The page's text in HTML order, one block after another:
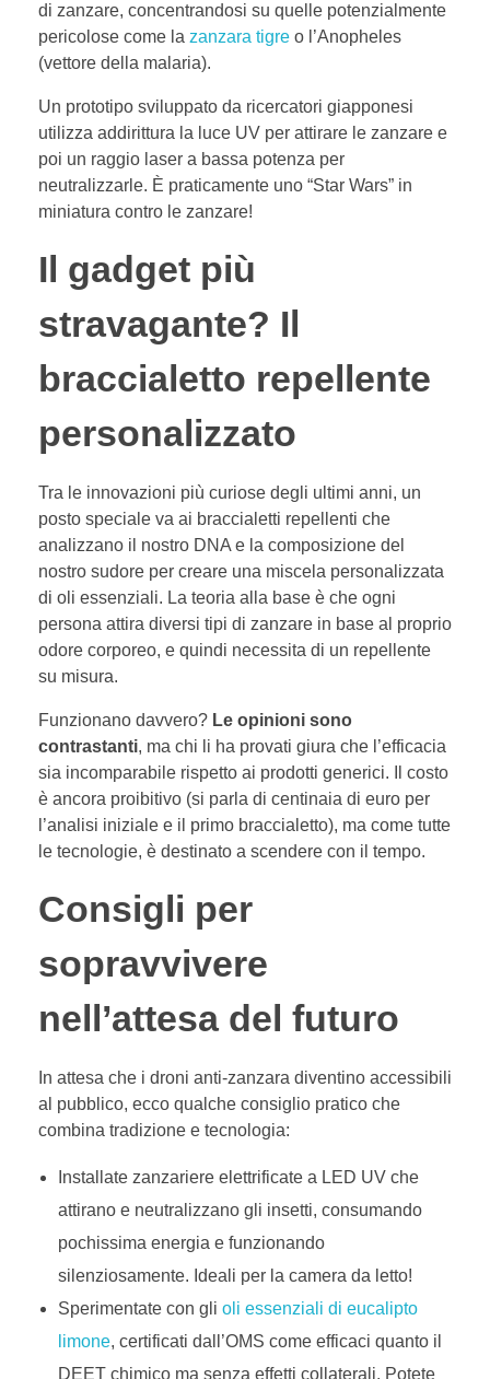
di zanzare, concentrandosi su quelle potenzialmente
pericolose come la zanzara tigre o l’Anopheles
(vettore della malaria).
Un prototipo sviluppato da ricercatori giapponesi
utilizza addirittura la luce UV per attirare le zanzare e
poi un raggio laser a bassa potenza per
neutralizzarle. È praticamente uno “Star Wars” in
miniatura contro le zanzare!
Il gadget più
stravagante? Il
braccialetto repellente
personalizzato
Tra le innovazioni più curiose degli ultimi anni, un
posto speciale va ai braccialetti repellenti che
analizzano il nostro DNA e la composizione del
nostro sudore per creare una miscela personalizzata
di oli essenziali. La teoria alla base è che ogni
persona attira diversi tipi di zanzare in base al proprio
odore corporeo, e quindi necessita di un repellente
su misura.
Funzionano davvero? Le opinioni sono
contrastanti, ma chi li ha provati giura che l’efficacia
sia incomparabile rispetto ai prodotti generici. Il costo
è ancora proibitivo (si parla di centinaia di euro per
l’analisi iniziale e il primo braccialetto), ma come tutte
le tecnologie, è destinato a scendere con il tempo.
Consigli per
sopravvivere
nell’attesa del futuro
In attesa che i droni anti-zanzara diventino accessibili
al pubblico, ecco qualche consiglio pratico che
combina tradizione e tecnologia:
Installate zanzariere elettrificate a LED UV che
attirano e neutralizzano gli insetti, consumando
pochissima energia e funzionando
silenziosamente. Ideali per la camera da letto!
Sperimentate con gli oli essenziali di eucalipto
limone, certificati dall’OMS come efficaci quanto il
DEET chimico ma senza effetti collaterali. Potete